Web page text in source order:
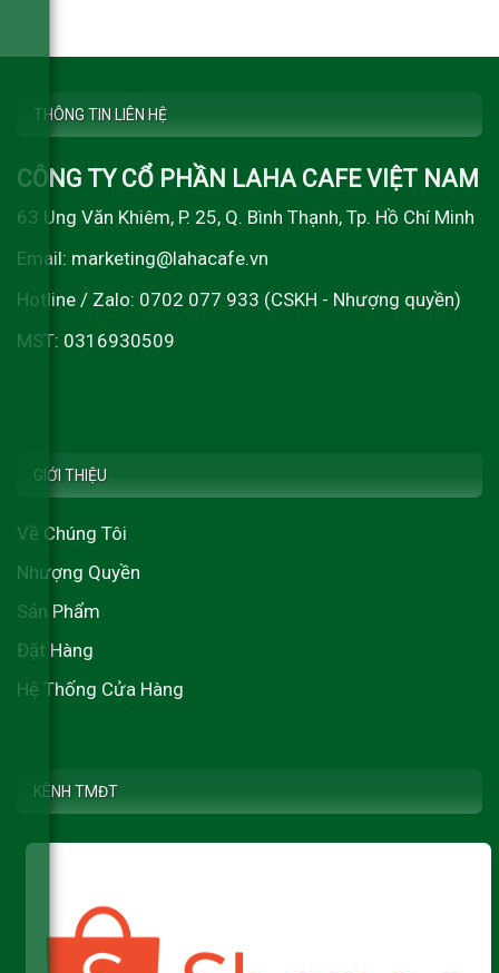
THÔNG TIN LIÊN HỆ
CÔNG TY CỔ PHẦN LAHA CAFE VIỆT NAM
63 Ung Văn Khiêm, P. 25, Q. Bình Thạnh, Tp. Hồ Chí Minh
Email: marketing@lahacafe.vn
Hotline / Zalo: 0702 077 933 (CSKH - Nhượng quyền)
MST: 0316930509
GIỚI THIỆU
Về Chúng Tôi
Nhượng Quyền
Sản Phẩm
Đặt Hàng
Hệ Thống Cửa Hàng
KÊNH TMĐT